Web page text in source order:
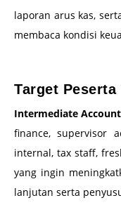
laporan arus kas,
membaca kondisi
Target Peserta
Intermediate
finance, supervisor
internal, tax staff,
yang ingin
lanjutan serta